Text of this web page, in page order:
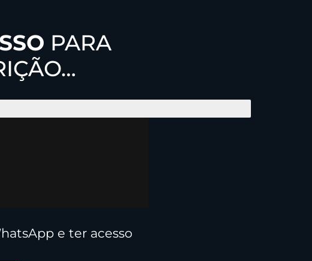
PARA
e ter acesso